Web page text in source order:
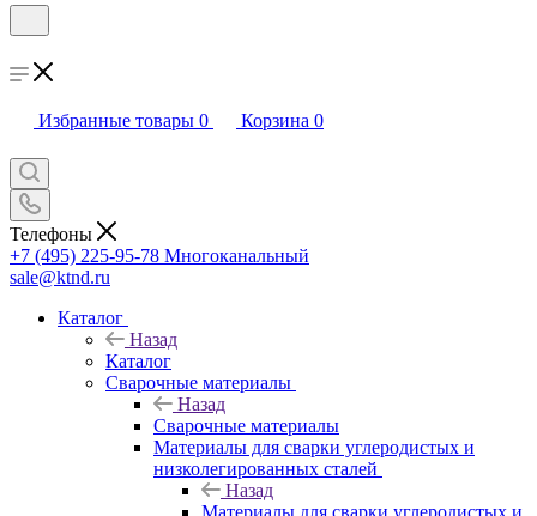
Избранные товары 0 Корзина 0
Телефоны
+7 (495) 225-95-78 Многоканальный
sale@ktnd.ru
Каталог
Назад
Каталог
Сварочные материалы
Назад
Сварочные материалы
Материалы для сварки углеродистых и
низколегированных сталей
Назад
Материалы для сварки углеродистых и